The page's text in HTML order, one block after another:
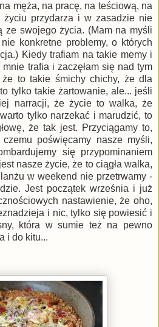
męża, na pracę, na teściową, na
przydarza i w zasadzie nie
ze swojego życia. (Mam na myśli
konkretne problemy, o których
Kiedy trafiam na takie memy i
trafia i zaczęłam się nad tym
to takie śmichy chichy, że dla
tylko takie żartowanie, ale... jeśli
narracji, że życie to walka, że
tylko narzekać i marudzić, to
że tak jest. Przyciągamy to,
poświęcamy nasze myśli,
się przypominaniem
nasze życie, że to ciągła walka,
w weekend nie przetrwamy -
Jest początek września i już
nastawienie, że oho,
i nic, tylko się powiesić i
która w sumie też na pewno
i do kitu...